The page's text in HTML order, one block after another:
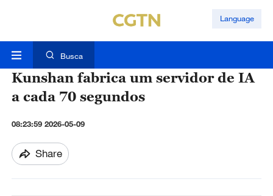
Language
Busca
Kunshan fabrica um servidor de IA
a cada 70 segundos
08:23:59 2026-05-09
Share